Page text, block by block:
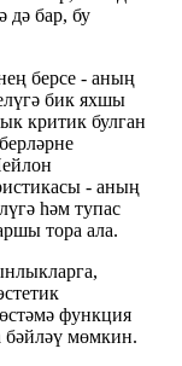
дә бар, бу
берсе - аның
бик яхшы
критик булган
- аның
һәм тупас
тора ала.
функция
бәйләү мөмкин.